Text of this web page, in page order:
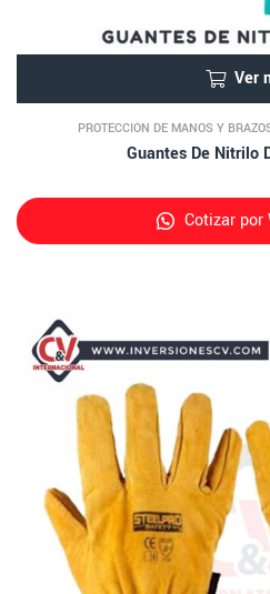
Ver
PROTECCIÓN DE MANOS Y
Guantes De Nitrilo
Cotizar por